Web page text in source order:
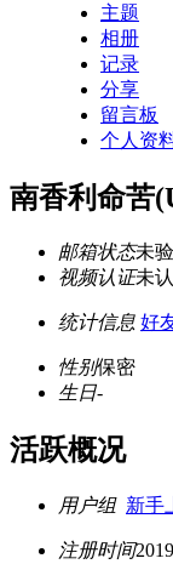
主题
相册
记录
分享
留言板
个人资
南香利命苦
邮箱状态未
视频认证未
统计信息 好
性别保密
生日-
活跃概况
用户组 新手
注册时间